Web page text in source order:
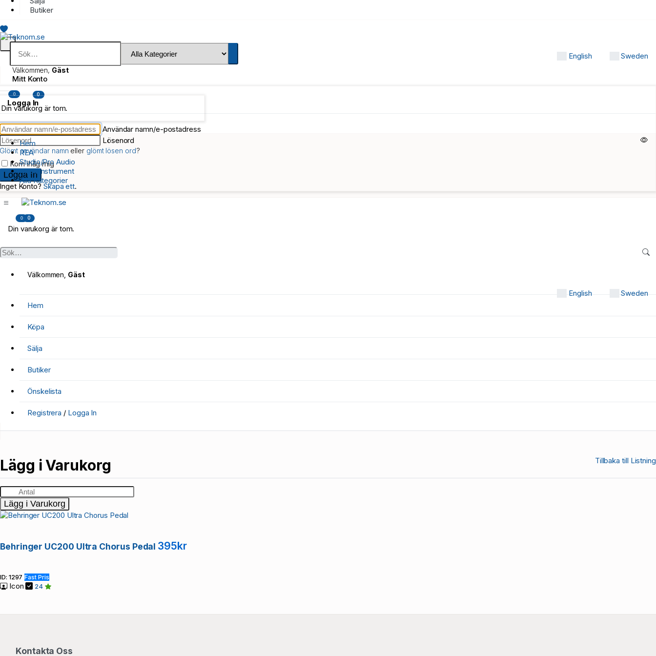
Butiker
English Sweden
Välkommen, Gäst
Mitt Konto
Logga In
Användar namn/e-postadress
Lösenord
Glömt användar namn eller glömt lösen ord?
Kom ihåg mig
Inget Konto?Skapa ett.
0 0
Din varukorg är tom.
Hem
REA
Studio/Pro Audio
Musikinstrument
Alla Kategorier
0 0
Din varukorg är tom.
Välkommen, Gäst
English
Sweden
Hem
Köpa
Sälja
Butiker
Önskelista
Registrera / Logga In
Lägg i Varukorg Tillbaka till Listning
Lägg i Varukorg
Behringer UC200 Ultra Chorus Pedal 395kr
ID: 1297 Fast Pris
Icon 24
Kontakta Oss